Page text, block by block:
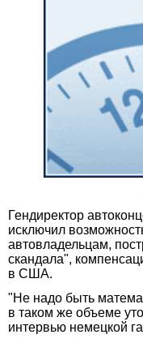
Гендиректор
исключил
автовладельцам,
скандала",
в США.
"Не надо быть
в таком же объеме
интервью немецкой